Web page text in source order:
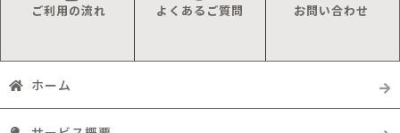
ご利用の流れ よくあるご質問 お問い合わせ
ホーム